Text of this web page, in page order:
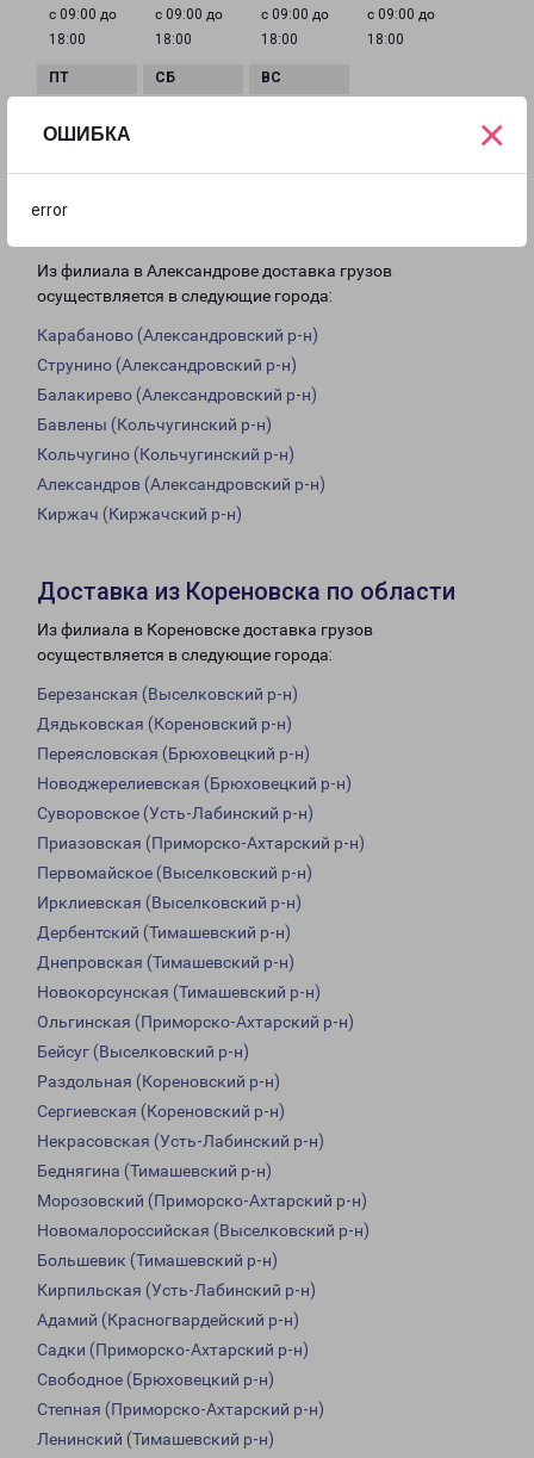
ОШИБКА
error
×
с 09:00 до
18:00
с 09:00 до
18:00
с 09:00 до
18:00
с 09:00 до
18:00
18:00
Из филиала в Александрове доставка грузов
осуществляется в следующие города:
Карабаново (Александровский р-н)
Струнино (Александровский р-н)
Балакирево (Александровский р-н)
Бавлены (Кольчугинский р-н)
Кольчугино (Кольчугинский р-н)
Александров (Александровский р-н)
Киржач (Киржачский р-н)
Доставка из Кореновска по области
Из филиала в Кореновске доставка грузов
осуществляется в следующие города:
Березанская (Выселковский р-н)
Дядьковская (Кореновский р-н)
Переясловская (Брюховецкий р-н)
Новоджерелиевская (Брюховецкий р-н)
Суворовское (Усть-Лабинский р-н)
Приазовская (Приморско-Ахтарский р-н)
Первомайское (Выселковский р-н)
Ирклиевская (Выселковский р-н)
Дербентский (Тимашевский р-н)
Днепровская (Тимашевский р-н)
Новокорсунская (Тимашевский р-н)
Ольгинская (Приморско-Ахтарский р-н)
Бейсуг (Выселковский р-н)
Раздольная (Кореновский р-н)
Сергиевская (Кореновский р-н)
Некрасовская (Усть-Лабинский р-н)
Беднягина (Тимашевский р-н)
Морозовский (Приморско-Ахтарский р-н)
Новомалороссийская (Выселковский р-н)
Большевик (Тимашевский р-н)
Кирпильская (Усть-Лабинский р-н)
Адамий (Красногвардейский р-н)
Садки (Приморско-Ахтарский р-н)
Свободное (Брюховецкий р-н)
Степная (Приморско-Ахтарский р-н)
Ленинский (Тимашевский р-н)